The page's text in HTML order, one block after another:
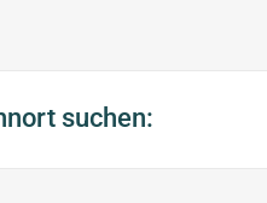
suchen: